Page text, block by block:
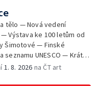
tělo — Nová vedení
Výstava ke 100 letům od
Šimotové — Finské
seznamu UNESCO — Krátké
Začíná Jiráskův Hronov —
1. 8. 2026 na ČT art